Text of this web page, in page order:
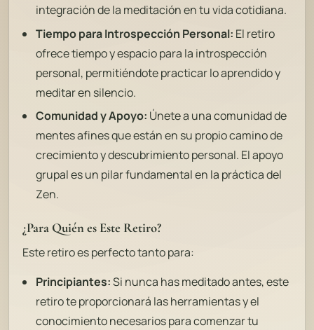
integración de la meditación en tu vida cotidiana.
Tiempo para Introspección Personal: El retiro
ofrece tiempo y espacio para la introspección
personal, permitiéndote practicar lo aprendido y
meditar en silencio.
Comunidad y Apoyo: Únete a una comunidad de
mentes afines que están en su propio camino de
crecimiento y descubrimiento personal. El apoyo
grupal es un pilar fundamental en la práctica del
Zen.
¿Para Quién es Este Retiro?
Este retiro es perfecto tanto para:
Principiantes:Si nunca has meditado antes, este
retiro te proporcionará las herramientas y el
conocimiento necesarios para comenzar tu